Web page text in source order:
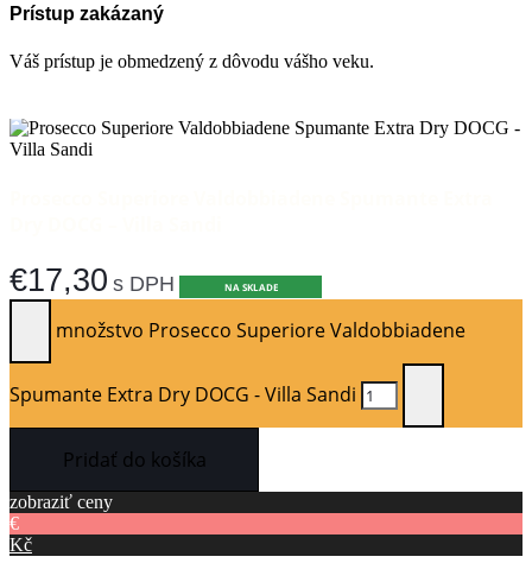
Prístup zakázaný
Váš prístup je obmedzený z dôvodu vášho veku.
€17,30 s DPH NA SKLADE
množstvo Prosecco Superiore Valdobbiadene
Spumante Extra Dry DOCG - Villa Sandi
Pridať do košíka
zobraziť ceny
€
Kč